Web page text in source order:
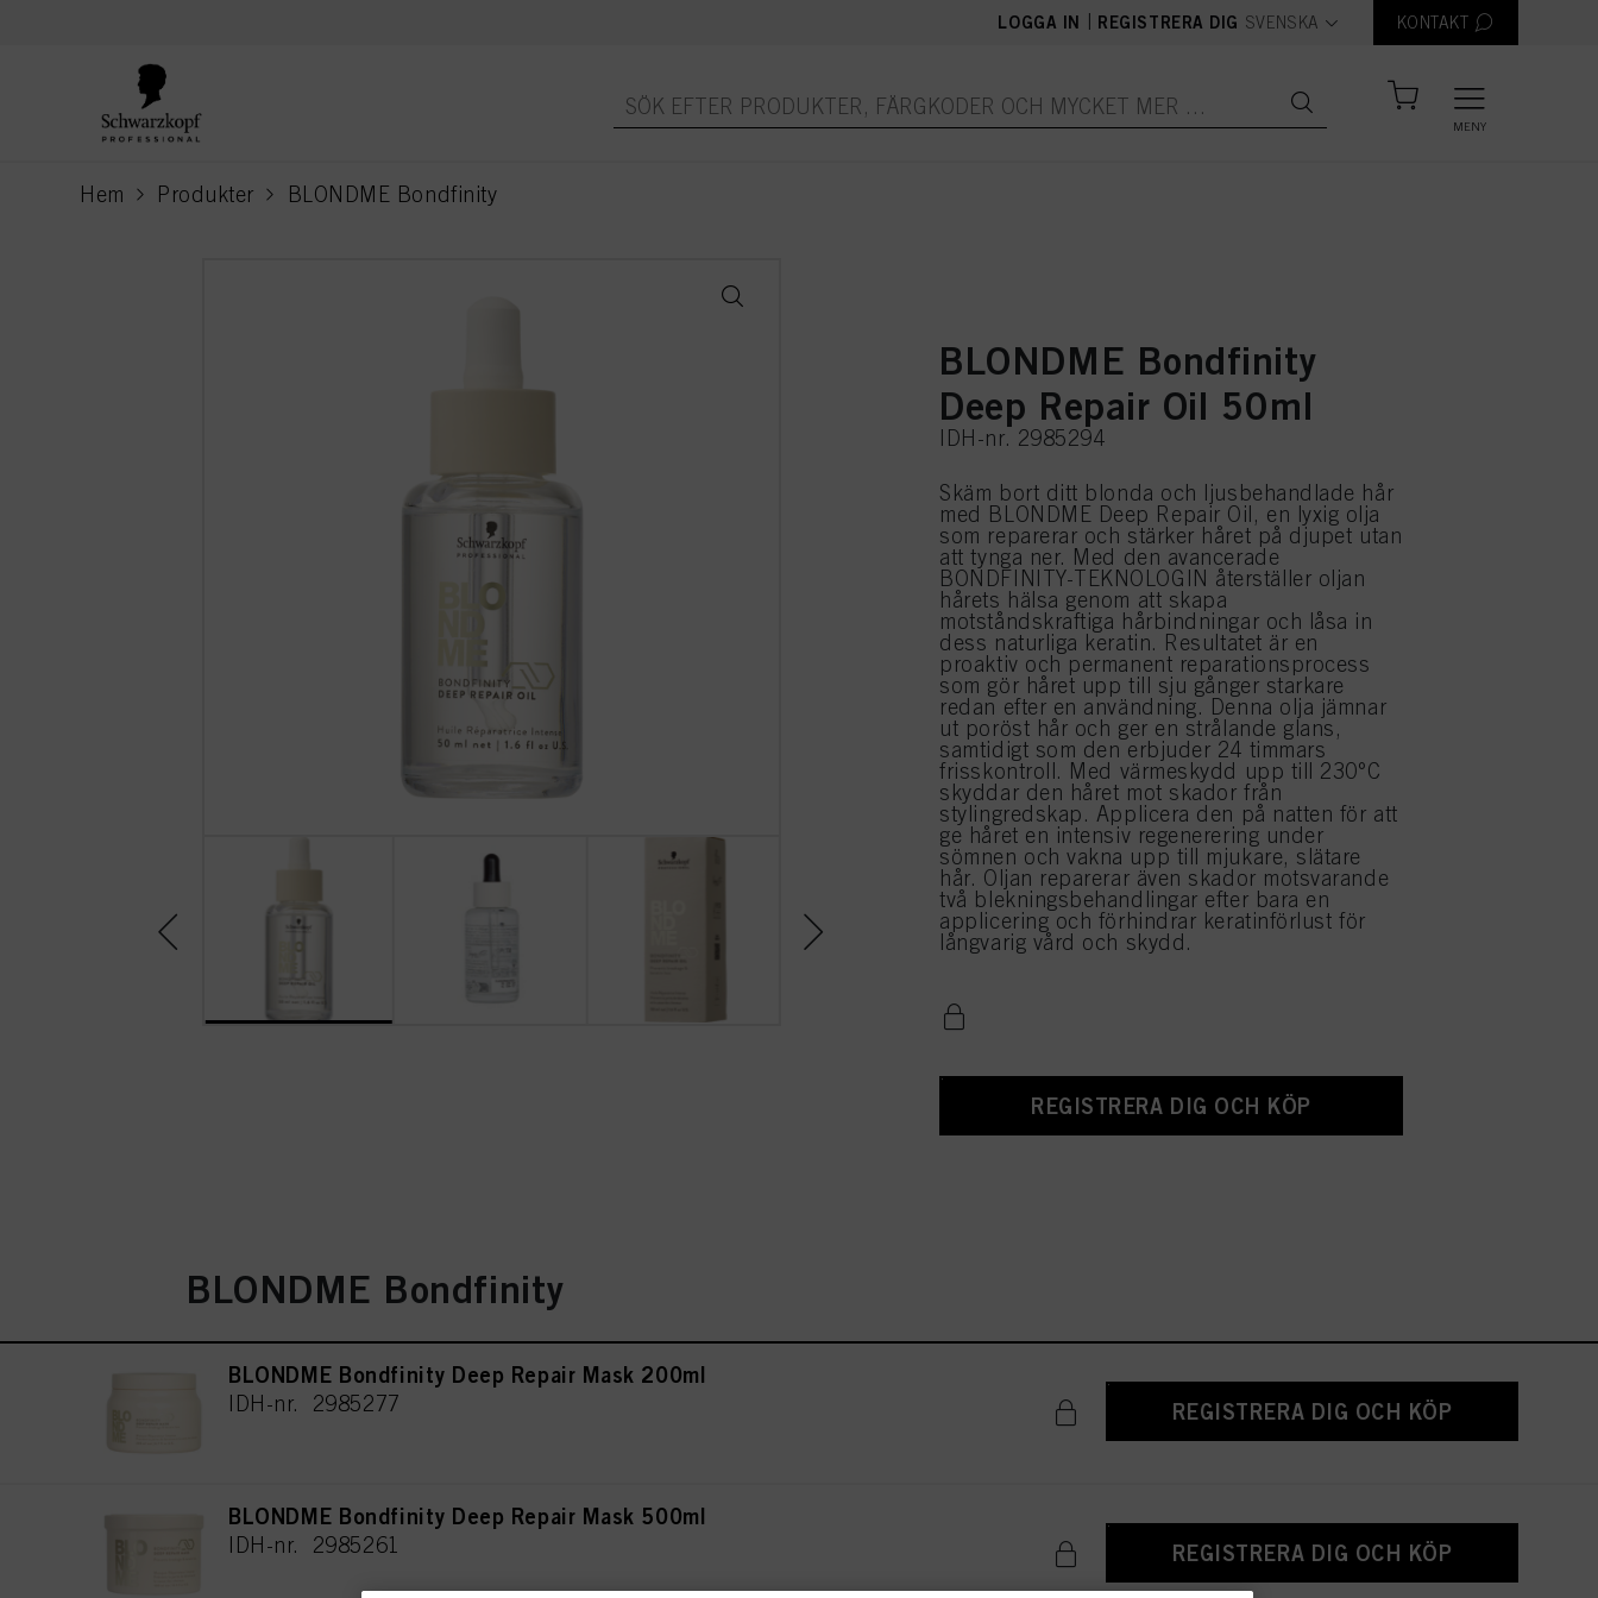
LOGGA IN REGISTRERA DIG text.language
SVENSKA KONTAKT
MENY
Hem Produkter BLONDME Bondfinity
current page
BLONDME Bondfinity
Deep Repair Oil 50ml
IDH-nr. 2985294
Skäm bort ditt blonda och ljusbehandlade hår
med BLONDME Deep Repair Oil, en lyxig olja
som reparerar och stärker håret på djupet utan
att tynga ner. Med den avancerade
BONDFINITY-TEKNOLOGIN återställer oljan
hårets hälsa genom att skapa
motståndskraftiga hårbindningar och låsa in
dess naturliga keratin. Resultatet är en
proaktiv och permanent reparationsprocess
som gör håret upp till sju gånger starkare
redan efter en användning. Denna olja jämnar
ut poröst hår och ger en strålande glans,
samtidigt som den erbjuder 24 timmars
frisskontroll. Med värmeskydd upp till 230°C
skyddar den håret mot skador från
stylingredskap. Applicera den på natten för att
ge håret en intensiv regenerering under
sömnen och vakna upp till mjukare, slätare
hår. Oljan reparerar även skador motsvarande
två blekningsbehandlingar efter bara en
applicering och förhindrar keratinförlust för
långvarig vård och skydd.
REGISTRERA DIG OCH KÖP
BLONDME Bondfinity
BLONDME Bondfinity Deep Repair Mask 200ml
IDH-nr. 2985277 REGISTRERA DIG OCH KÖP
BLONDME Bondfinity Deep Repair Mask 500ml
IDH-nr. 2985261 REGISTRERA DIG OCH KÖP